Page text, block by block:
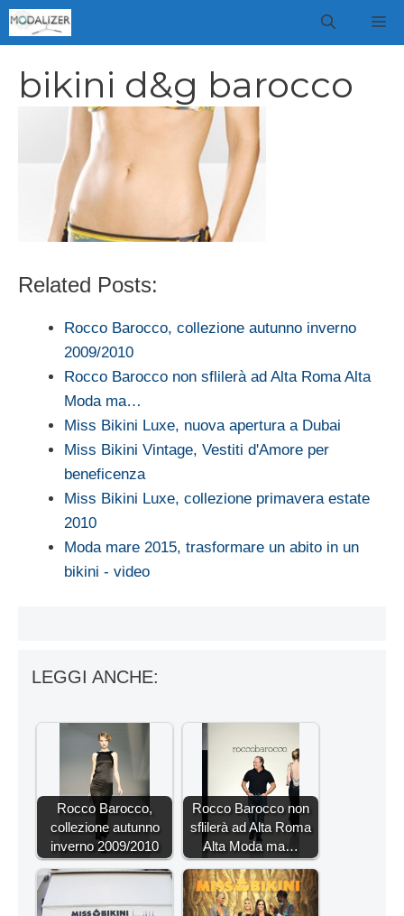
Vai
al
bikini d&g barocco
Related Posts:
Rocco Barocco, collezione autunno inverno
2009/2010
Rocco Barocco non sflilerà ad Alta Roma Alta
Moda ma…
Miss Bikini Luxe, nuova apertura a Dubai
Miss Bikini Vintage, Vestiti d'Amore per
beneficenza
Miss Bikini Luxe, collezione primavera estate
2010
Moda mare 2015, trasformare un abito in un
bikini - video
LEGGI ANCHE:
Rocco Barocco,
collezione autunno
inverno 2009/2010
Rocco Barocco non
sflilerà ad Alta Roma
Alta Moda ma…